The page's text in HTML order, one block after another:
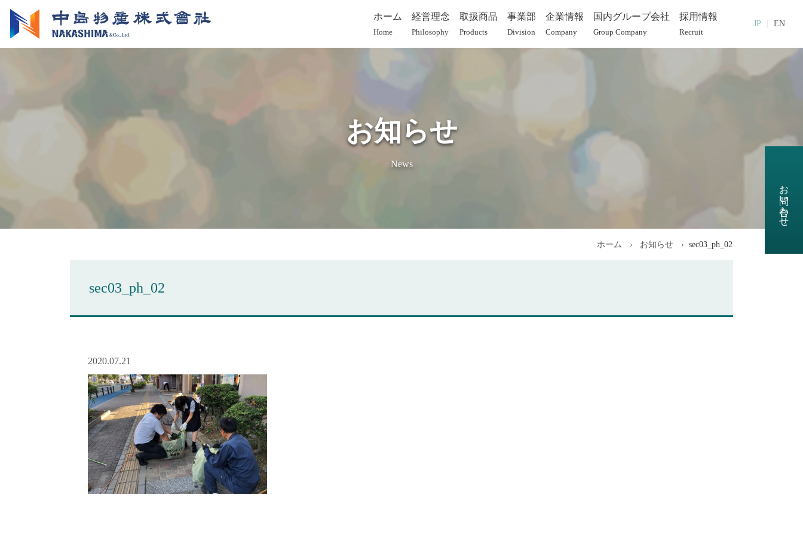
EN
JP
ホーム
Home
経営理念
Philosophy
取扱商品
Products
事業部
Division
企業情報
Company
国内グループ会社
Group Company
採用情報
Recruit
お知らせ
News
ホーム お知らせ sec03_ph_02
sec03_ph_02
2020.07.21
お問い合わせ